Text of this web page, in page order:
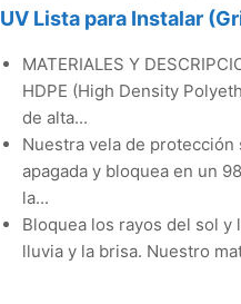
UV Lista para Instalar
MATERIALES Y
HDPE (High Density
de alta...
Nuestra vela de
apagada y bloquea en un
la...
Bloquea los rayos del sol
lluvia y la brisa. Nuestro